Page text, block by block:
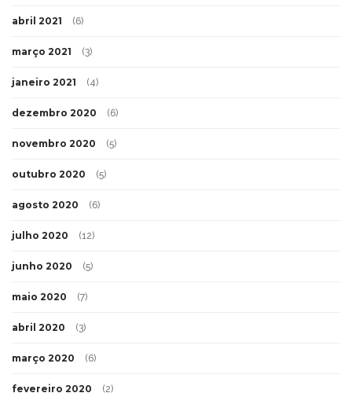
abril 2021 (6)
março 2021 (3)
janeiro 2021 (4)
dezembro 2020 (6)
novembro 2020 (5)
outubro 2020 (5)
agosto 2020 (6)
julho 2020 (12)
junho 2020 (5)
maio 2020 (7)
abril 2020 (3)
março 2020 (6)
fevereiro 2020 (2)